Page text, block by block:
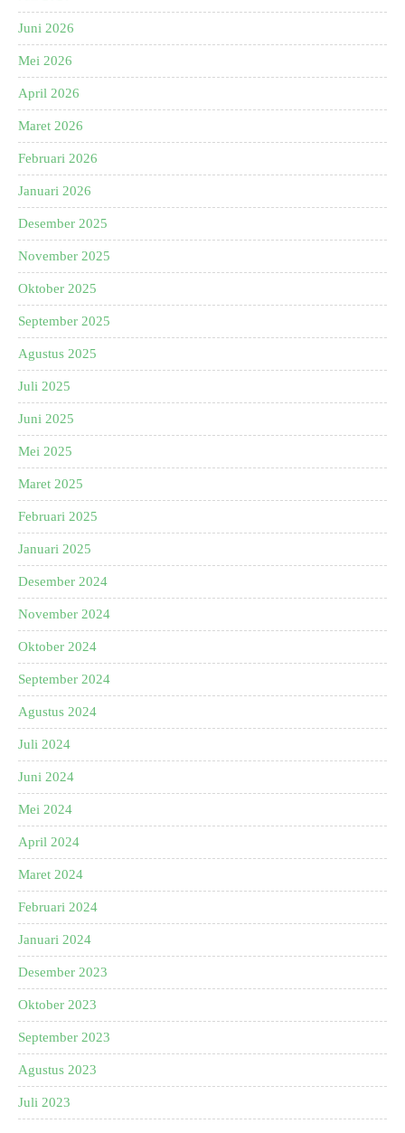
Juni 2026
Mei 2026
April 2026
Maret 2026
Februari 2026
Januari 2026
Desember 2025
November 2025
Oktober 2025
September 2025
Agustus 2025
Juli 2025
Juni 2025
Mei 2025
Maret 2025
Februari 2025
Januari 2025
Desember 2024
November 2024
Oktober 2024
September 2024
Agustus 2024
Juli 2024
Juni 2024
Mei 2024
April 2024
Maret 2024
Februari 2024
Januari 2024
Desember 2023
Oktober 2023
September 2023
Agustus 2023
Juli 2023